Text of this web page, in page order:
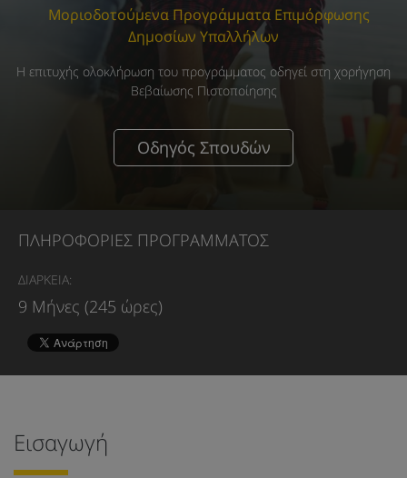
Μοριοδοτούμενα Προγράμματα Επιμόρφωσης
Δημοσίων Υπαλλήλων
Η επιτυχής ολοκλήρωση του προγράμματος οδηγεί στη χορήγηση
Βεβαίωσης Πιστοποίησης
Οδηγός Σπουδών
ΠΛΗΡΟΦΟΡΙΕΣ ΠΡΟΓΡΑΜΜΑΤΟΣ
ΔΙΑΡΚΕΙΑ:
9 Μήνες (245 ώρες)
Εισαγωγή